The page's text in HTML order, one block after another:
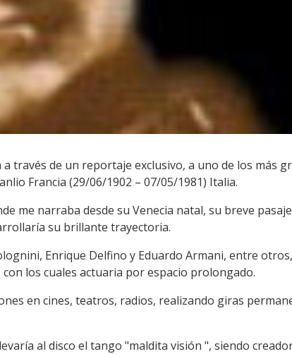
través de un reportaje exclusivo, a uno de los más
Francia (29/06/1902 – 07/05/1981) Italia.
me narraba desde su Venecia natal, su breve
su brillante trayectoria.
Enrique Delfino y Eduardo Armani, entre
los cuales actuaria por espacio prolongado.
en cines, teatros, radios, realizando giras
al disco el tango "maldita visión ", siendo